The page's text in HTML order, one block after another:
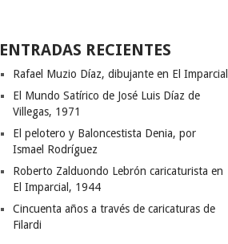
ENTRADAS RECIENTES
Rafael Muzio Díaz, dibujante en El Imparcial
El Mundo Satírico de José Luis Díaz de
Villegas, 1971
El pelotero y Baloncestista Denia, por
Ismael Rodríguez
Roberto Zalduondo Lebrón caricaturista en
El Imparcial, 1944
Cincuenta años a través de caricaturas de
Filardi